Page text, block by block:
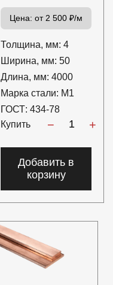
Цена: от 2 500 ₽/м
Толщина, мм: 4
Ширина, мм: 50
Длина, мм: 4000
Марка стали: М1
ГОСТ: 434-78
Купить
− +
Добавить в
корзину